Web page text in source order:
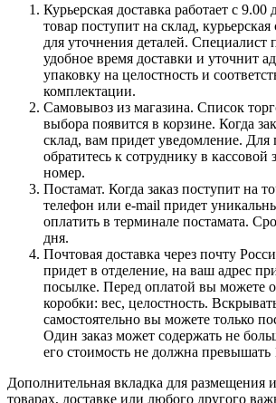
Курьерская доставка работает с 9.00
товар поступит на склад,
для уточнения деталей. Специалист
удобное время доставки и уточнит
упаковку на целостность и
комплектации.
Самовывоз из магазина. Список
выбора появится в корзине. Когда
склад, вам придет уведомление. Для
обратитесь к сотруднику в кассовой
номер.
Постамат. Когда заказ поступит на
телефон или e-mail придет
оплатить в терминале постамата.
дня.
Почтовая доставка через почту
придет в отделение, на ваш адрес
посылке. Перед оплатой вы можете
коробки: вес, целостность.
самостоятельно вы можете только
Один заказ может содержать не
его стоимость не должна превышать
Дополнительная вкладка для размещения
товарах, доставке или любого другого